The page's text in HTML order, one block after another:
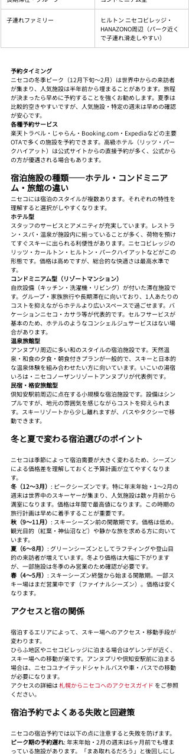
子連れファミリー
ヒルトン ニセコビレッジ・
HANAZONO周辺（パーク近く
で子連れ滑走しやすい）
予約タイミング
ニセコの冬季ピーク（12月下旬〜2月）は世界中からの来訪者
が集まり、人気施設は半年前から埋まることがあります。旅程
が決まったら早めに予約することを強くお勧めします。夏季は
比較的空きやすいですが、人気施設・特定の週末は早めの確認
が安心です。
各種予約サービス
楽天トラベル・じゃらん・Booking.com・Expediaなどの主要
OTAで多くの施設を予約できます。高級ホテル（リッツ・パー
クハイアット）は公式サイトからの直接予約が多く、公式から
の方が優遇される場合もあります。
宿泊施設の種類——ホテル・コンドミニア
ム・旅館の違い
ニセコには宿泊のスタイルが複数あります。それぞれの特性を
理解すると選択がしやすくなります。
ホテル型
スタッフのサービスとアメニティが充実しています。レストラ
ン・スパ・温泉が施設内に揃っていることが多く、荷物を預け
てすぐスキーに出られる利便性があります。ニセコビレッジの
リッツ・カールトン・ヒルトン・パークハイアットなどがこの
形態です。価格は高めですが、総合的な快適さは最高水準で
す。
コンドミニアム型（リゾートマンション）
自炊設備（キッチン・洗濯機・リビング）が付いた滞在施設で
す。グループ・家族旅行や長期滞在に向いており、1人あたりの
コストを抑えながらホテルより広いスペースで過ごせます。バ
ケーションニセコ・カサラ等が代表的です。セルフサービスが
基本のため、ホテルのようなコンシェルジュサービスはない場
合があります。
温泉旅館型
アンヌプリ周辺に多い和のスタイルの宿泊施設です。天然温
泉・和食の夕食・朝食付きプランが一般的で、スキーと日本的
な温泉体験を組み合わせたい方に向いています。いこいの湯宿
いろは・ニセコノーザンリゾートアンヌプリが代表例です。
民宿・格安旅館型
倶知安駅前周辺に点在する小規模な宿泊施設です。設備はシン
プルですが、地元の雰囲気を感じながらコストを抑えられま
す。スキーリゾートから少し離れますが、バスやタクシーで移
動できます。
冬と夏で変わる宿泊選びのポイント
ニセコは季節によって宿泊需要が大きく変わるため、シーズン
による価格差を理解しておくと予算計画が立てやすくなりま
す。
冬（12〜3月） : ピークシーズンです。特に年末年始・1〜2月の
週末は世界中のスキーヤーが集まり、人気施設は数ヶ月前から
満室になります。価格は年間で最高値になります。この時期の
旅行計画は早めに着手することが重要です。
秋（9〜11月） : スキーシーズン前の閑散期です。価格は低め。
観光目的（紅葉・神仙沼など）や静かな旅を求める方に向いて
います。
夏（6〜8月） : グリーンシーズンとしてラフティングや登山目
的の来訪者が増えています。冬より価格は大幅に下がります
が、一部施設は冬季のみ営業のため確認が必要です。
春（4〜5月） : スキーシーズン終盤から始まる閑散期。一部ス
キー場はまだ営業中です（ファイナルシーズン）。価格は安く
なります。
アクセスと宿の関係
宿泊するエリアによって、スキー場へのアクセス・移動手段が
変わります。
ひらふ地区やニセコビレッジに泊まる場合はゲレンデが近く、
スキー場への移動が楽です。アンヌプリや倶知安駅前に泊まる
場合は、ニセコユナイテッドシャトルバスや車・バスでの移動
が必要になります。
アクセスの詳細は 札幌からニセコへのアクセスガイド をご参照
ください。
宿泊予約でよくある失敗と回避策
ニセコの宿泊予約では以下の点に注意すると失敗を防げます。
ピーク期の予約遅れ: 年末年始・2月の週末は6ヶ月前でも埋ま
っている施設があります。「まあ取れるだろう」と後回しにし